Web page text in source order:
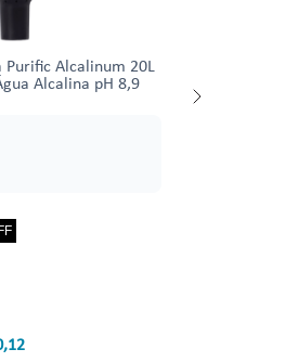
Purific Alcalinum 20L
Alcalina pH 8,9
,12